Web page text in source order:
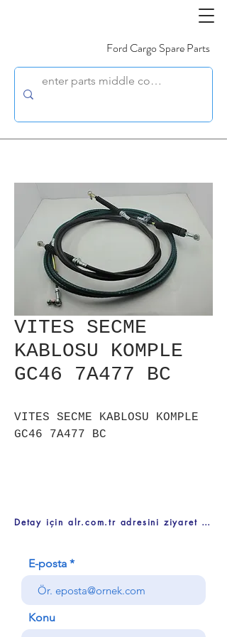
Ford Cargo Spare Parts
VITES SECME
KABLOSU KOMPLE
GC46 7A477 BC
VITES SECME KABLOSU KOMPLE
GC46 7A477 BC
Detay için alr.com.tr adresini ziyaret ediniz
E-posta
Konu